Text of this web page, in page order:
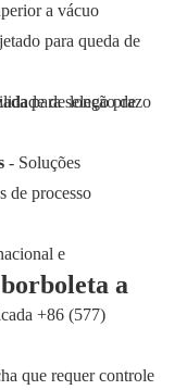
a vácuo
para queda de
de longo prazo
para seleção de
- Soluções
de processo
e
+86 (577)
a
que requer controle